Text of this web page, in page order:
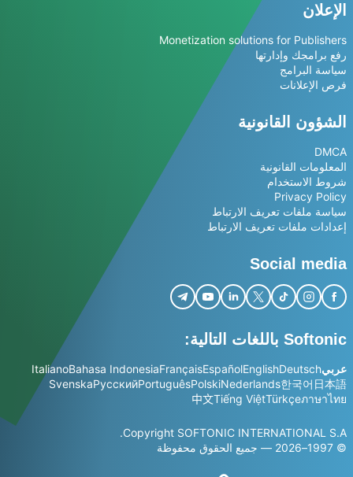
الإعلان
Monetization solutions for Publishers
رفع برامجك وإدارتها
سياسة البرامج
فرص الإعلانات
الشؤون القانونية
DMCA
المعلومات القانونية
شروط الاستخدام
Privacy Policy
سياسة ملفات تعريف الارتباط
إعدادات ملفات تعريف الارتباط
Social media
Softonic باللغات التالية:
عربيDeutsch
English
Español
Français
Bahasa Indonesia
Italiano
日本語
한국어
Nederlands
Polski
Português
Русский
Svenska
ภาษาไทย
Türkçe
Tiếng Việt
中文
Copyright SOFTONIC INTERNATIONAL S.A.
© 1997–2026 — جميع الحقوق محفوظة